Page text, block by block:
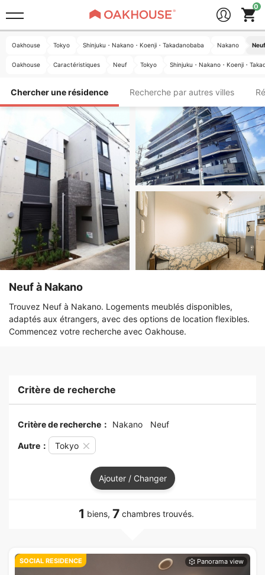
Oakhouse Tokyo Shinjuku・Nakano・Koenji・Takadanobaba Nakano
Oakhouse Caractéristiques Neuf Tokyo Shinjuku・Nakano・Koenji・
Chercher une résidence Recherche par autres villes
Neuf à Nakano
Trouvez Neuf à Nakano. Logements meublés disponibles,
adaptés aux étrangers, avec des options de location flexibles.
Commencez votre recherche avec Oakhouse.
Critère de recherche
Critère de recherche： Nakano Neuf
Autre： Tokyo
Ajouter / Changer
1 biens, 7 chambres trouvés.
SOCIAL RESIDENCE